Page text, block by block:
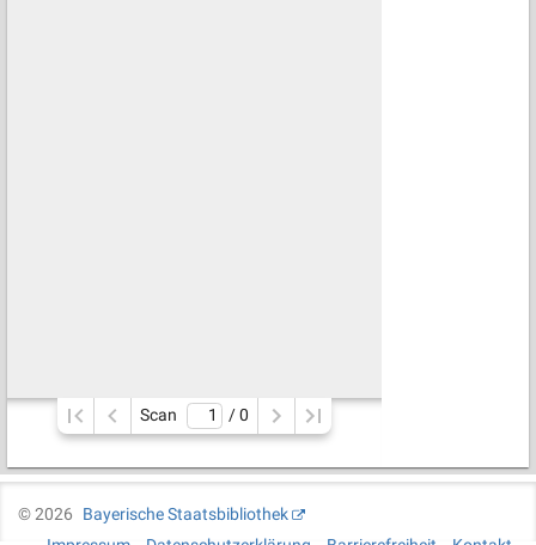
Scan / 0
©2026
Bayerische Staatsbibliothek